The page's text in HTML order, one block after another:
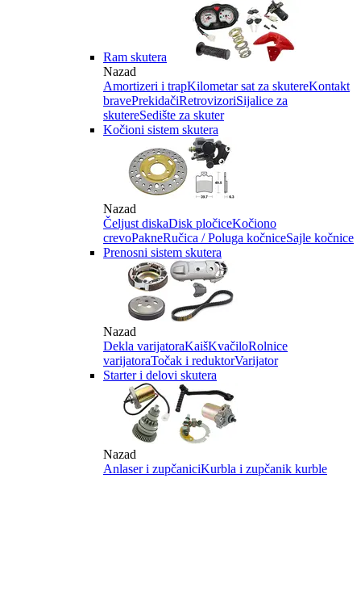
Ram skutera
Nazad
Amortizeri i trapKilometar sat za skutereKontakt
bravePrekidačiRetrovizoriSijalice za
skutereSedište za skuter
Kočioni sistem skutera
Nazad
Čeljust diskaDisk pločiceKočiono
crevoPakneRučica / Poluga kočniceSajle kočnice
Prenosni sistem skutera
Nazad
Dekla varijatoraKaišKvačiloRolnice
varijatoraTočak i reduktorVarijator
Starter i delovi skutera
Nazad
Anlaser i zupčaniciKurbla i zupčanik kurble